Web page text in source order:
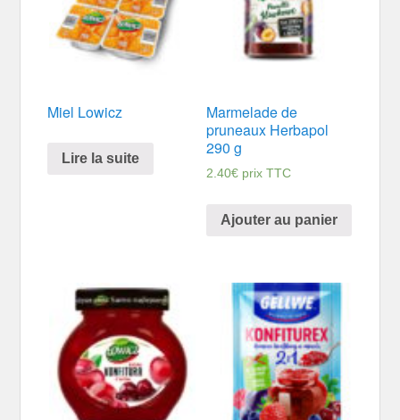
Miel Lowicz
Lire la suite
Marmelade de
pruneaux Herbapol
290 g
2.40€ prix TTC
Ajouter au panier